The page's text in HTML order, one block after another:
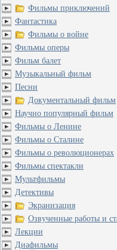
Фильмы приключений
Фантастика
Фильмы о войне
Фильмы оперы
Фильм балет
Музыкальный фильм
Песни
Документальный фильм
Научно популярный фильм
Фильмы о Ленине
Фильмы о Сталине
Фильмы о революционерах
Фильмы спектакли
Мультфильмы
Детективы
Экранизация
Озвученные работы и
Лекции
Диафильмы